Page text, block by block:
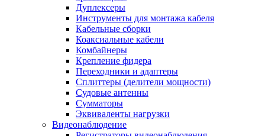
Дуплексеры
Инструменты для монтажа кабеля
Кабельные сборки
Коаксиальные кабели
Комбайнеры
Крепление фидера
Переходники и адаптеры
Сплиттеры (делители мощности)
Судовые антенны
Сумматоры
Эквиваленты нагрузки
Видеонаблюдение